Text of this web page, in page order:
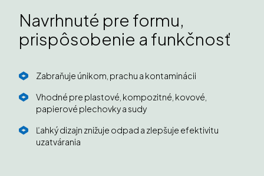
Navrhnuté pre formu,
prispôsobenie a funkčnosť
Zabraňuje únikom, prachu a kontaminácii
Vhodné pre plastové, kompozitné, kovové,
papierové plechovky a sudy
Ľahký dizajn znižuje odpad a zlepšuje efektivitu
uzatvárania